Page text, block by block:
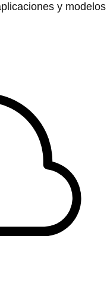
y modelos